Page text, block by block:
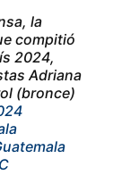
la
compitió
2024,
Adriana
(bronce)